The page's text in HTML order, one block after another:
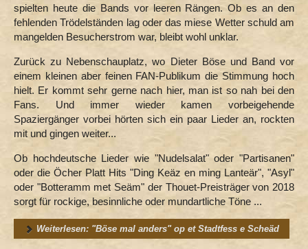
spielten heute die Bands vor leeren Rängen. Ob es an den
fehlenden Trödelständen lag oder das miese Wetter schuld am
mangelden Besucherstrom war, bleibt wohl unklar.
Zurück zu Nebenschauplatz, wo Dieter Böse und Band vor
einem kleinen aber feinen FAN-Publikum die Stimmung hoch
hielt. Er kommt sehr gerne nach hier, man ist so nah bei den
Fans. Und immer wieder kamen vorbeigehende
Spaziergänger vorbei hörten sich ein paar Lieder an, rockten
mit und gingen weiter...
Ob hochdeutsche Lieder wie "Nudelsalat" oder "Partisanen"
oder die Öcher Platt Hits "Ding Keäz en ming Lanteär", "Asyl"
oder "Botteramm met Seäm" der Thouet-Preisträger von 2018
sorgt für rockige, besinnliche oder mundartliche Töne ...
Weiterlesen: "Böse mal anders" op et Stadtfess e Scheäd